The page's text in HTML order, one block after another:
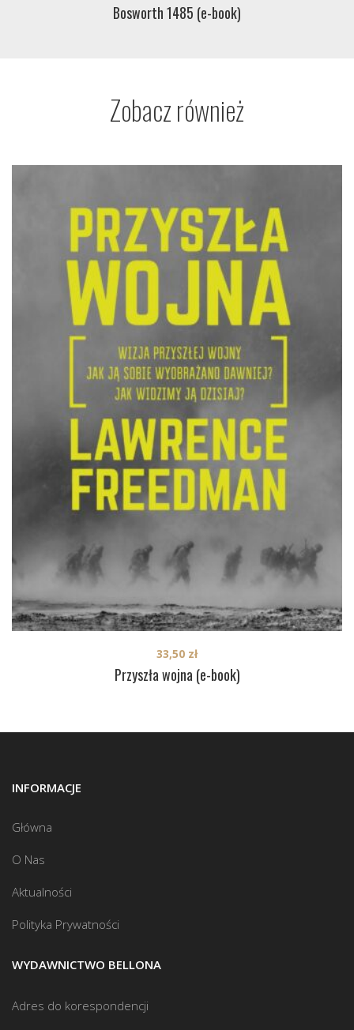
Bosworth 1485 (e-book)
Zobacz również
Przyszła wojna (e-book)
33,50 zł
INFORMACJE
Główna
O Nas
Aktualności
Polityka Prywatności
WYDAWNICTWO BELLONA
Adres do korespondencji